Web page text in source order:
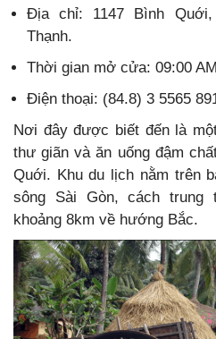
Địa chỉ: 1147 Bình
Thạnh.
Thời gian mở cửa: 09:00
Điện thoại: (84.8) 3 5565
Nơi đây được biết đến là
thư giãn và ăn uống đậm
Quới. Khu du lịch nằm trên
sông Sài Gòn, cách trung
khoảng 8km về hướng Bắc.